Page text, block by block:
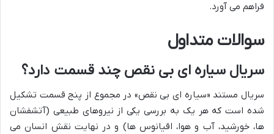
فراهم می آورد.
سوالات متداول
سریال سیاره ای بی نقص چند قسمت دارد؟
سریال مستند «سیاره ای بی نقص» در مجموع از پنج قسمت تشکیل
شده است که هر یک به بررسی یکی از نیروهای طبیعی (آتشفشان
ها، خورشید، آب و هوا، اقیانوس ها) و در نهایت نقش انسان می